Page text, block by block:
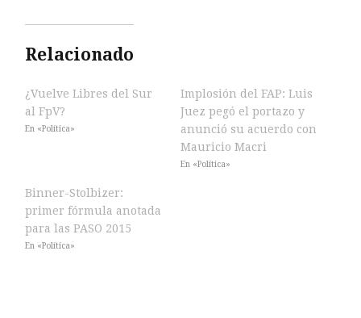
Relacionado
¿Vuelve Libres del Sur
al FpV?
En «Política»
Implosión del FAP: Luis
Juez pegó el portazo y
anunció su acuerdo con
Mauricio Macri
En «Política»
Binner-Stolbizer:
primer fórmula anotada
para las PASO 2015
En «Política»